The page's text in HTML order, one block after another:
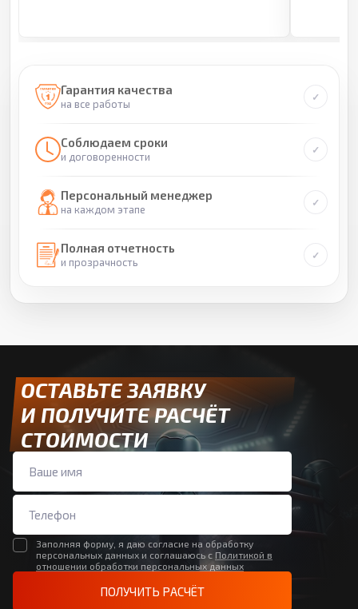
Гарантия качества
на все работы
Соблюдаем сроки
и договоренности
Персональный менеджер
на каждом этапе
Полная отчетность
и прозрачность
ОСТАВЬТЕ ЗАЯВКУ
И ПОЛУЧИТЕ РАСЧЁТ
СТОИМОСТИ
Заполняя форму, я даю согласие на обработку
персональных данных и соглашаюсь с Политикой в
отношении обработки персональных данных
ПОЛУЧИТЬ РАСЧЁТ